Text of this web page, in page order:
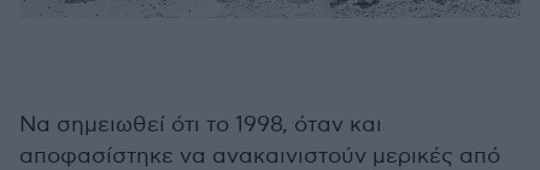
Να σημειωθεί ότι το 1998, όταν και
αποφασίστηκε να ανακαινιστούν μερικές από